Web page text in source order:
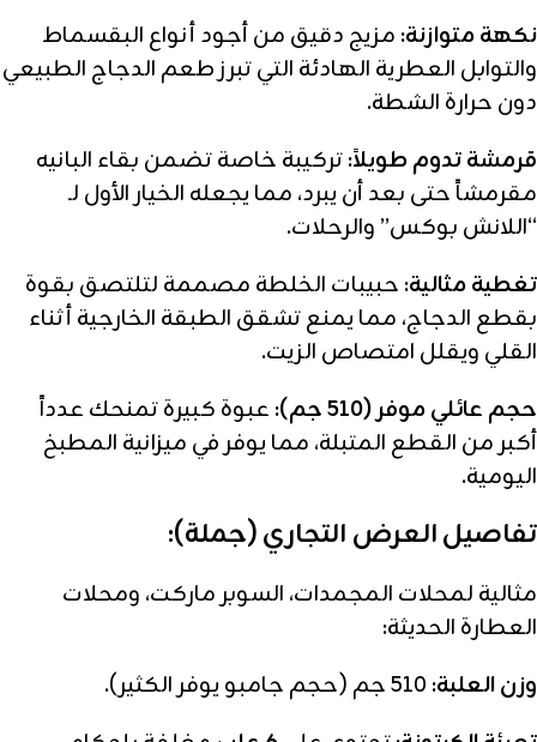
نكهة متوازنة: مزيج دقيق من أجود أنواع البقسماط
والتوابل العطرية الهادئة التي تبرز طعم الدجاج الطبيعي
دون حرارة الشطة.
قرمشة تدوم طويلاً:تركيبة خاصة تضمن بقاء البانيه
مقرمشاً حتى بعد أن يبرد، مما يجعله الخيار الأول لـ
“اللانش بوكس” والرحلات.
تغطية مثالية: حبيبات الخلطة مصممة لتلتصق بقوة
بقطع الدجاج، مما يمنع تشقق الطبقة الخارجية أثناء
القلي ويقلل امتصاص الزيت.
حجم عائلي موفر (510 جم):
عبوة كبيرة تمنحك عدداً
أكبر من القطع المتبلة، مما يوفر في ميزانية المطبخ
اليومية.
تفاصيل العرض التجاري (جملة):
مثالية لمحلات المجمدات، السوبر ماركت، ومحلات
العطارة الحديثة:
وزن العلبة: